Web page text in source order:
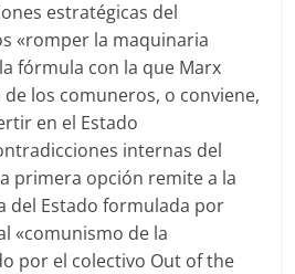
estratégicas del
«romper la maquinaria
fórmula con la que Marx
los comuneros, o conviene,
en el Estado
internas del
primera opción remite a la
del Estado formulada por
«comunismo de la
por el colectivo Out of the